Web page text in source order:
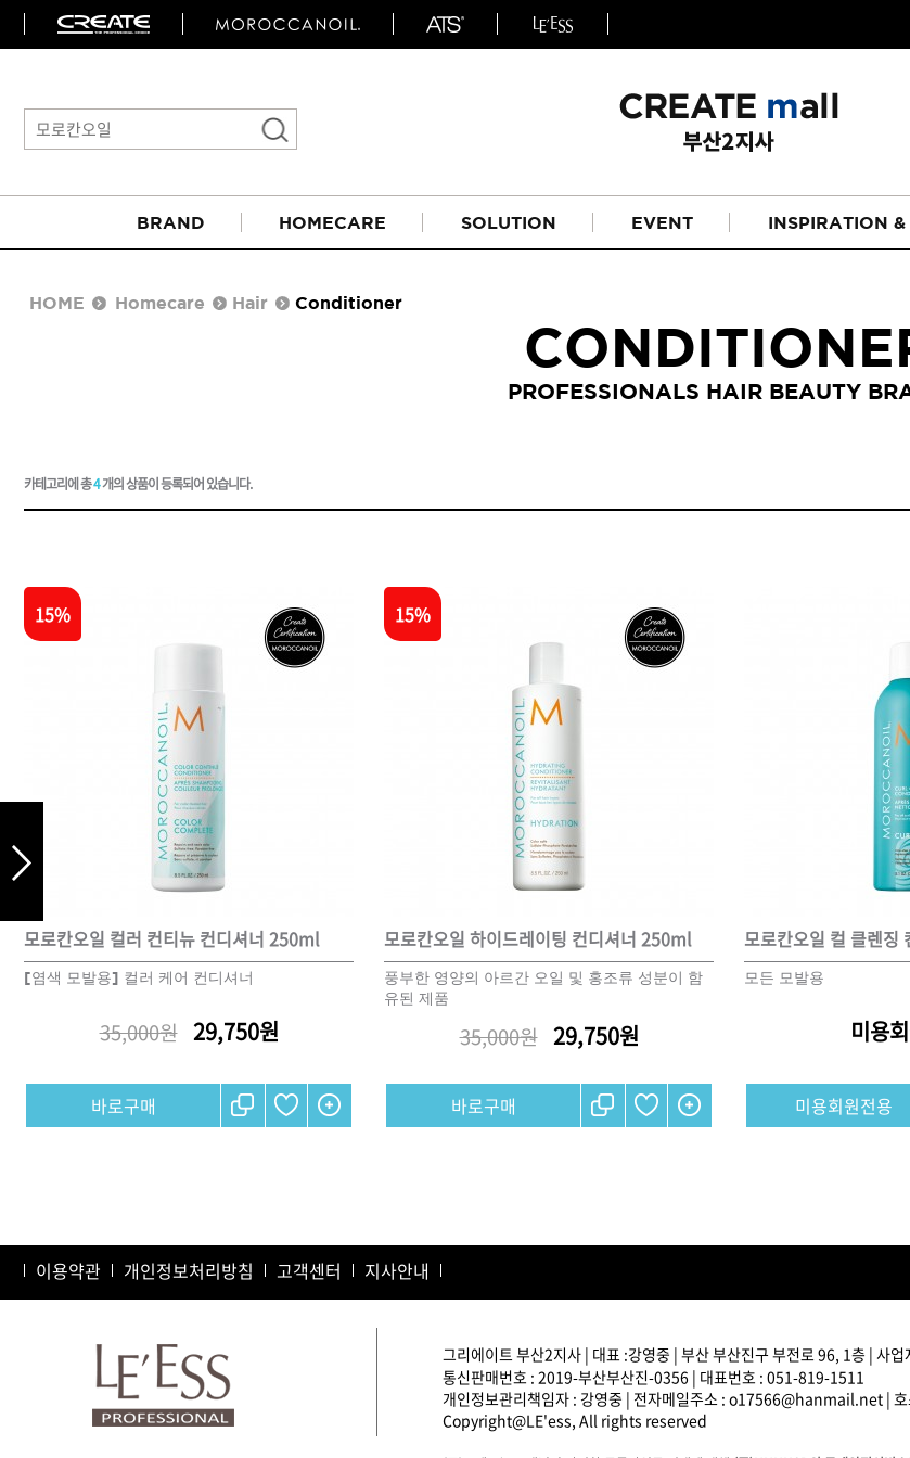
BRAND HOMECARE SOLUTION EVENT INSPIRATION &
매직기
드라이기
볼륨 라인
스타일링 라인
샴푸
트리트먼트
스타일링
브러쉬
드라이어
모로칸오일
샴푸
ATS 퍼스티
HOME Homecare Hair Conditioner
PROFESSIONALS HAIR BEAUTY
카테고리에 총4개의 상품이 등록되어 있습니다.
모로칸오일 컬러 컨티뉴 컨디셔너 250ml
[염색 모발용] 컬러 케어 컨디셔너
15%
35,000원 29,750원
모로칸오일 하이드레이팅 컨디셔너 250ml
풍부한 영양의 아르간 오일 및 홍조류 성분이 함
유된 제품
15%
35,000원 29,750원
모로칸오일 컬 클렌
모든 모발용
미용
미용회원전용
이용약관 개인정보처리방침 고객센터 지사안내
그리에이트 부산2지사 | 대표 :강영중 | 부산 부산진구 부전로 96, 1층 | 사
통신판매번호 : 2019-부산부산진-0356 | 대표번호 : 051-819-1511
개인정보관리책임자 : 강영중 | 전자메일주소 : o17566@hanmail.net |
Copyright@LE'ess, All rights reserved